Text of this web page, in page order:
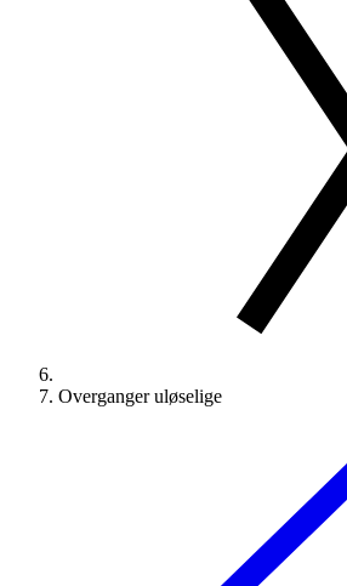
Overganger uløselige